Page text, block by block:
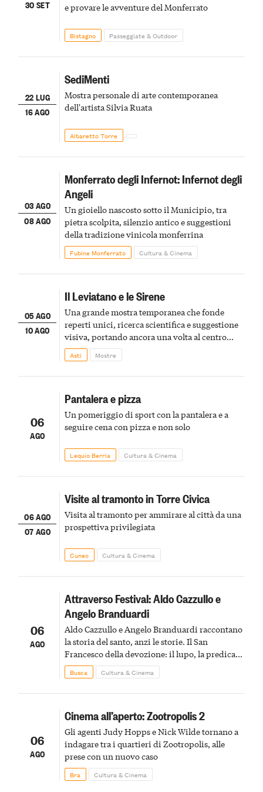
30 SET
e provare le avventure del Monferrato
Bistagno Passeggiate & Outdoor
22 LUG
16 AGO
SediMenti
Mostra personale di arte contemporanea
dell'artista Silvia Ruata
Albaretto Torre
03 AGO
08 AGO
Monferrato degli Infernot: Infernot degli
Angeli
Un gioiello nascosto sotto il Municipio, tra
pietra scolpita, silenzio antico e suggestioni
della tradizione vinicola monferrina
Fubine Monferrato Cultura & Cinema
05 AGO
10 AGO
Il Leviatano e le Sirene
Una grande mostra temporanea che fonde
reperti unici, ricerca scientifica e suggestione
visiva, portando ancora una volta al centro
della scena le meraviglie del passato astigiano
Asti Mostre
06
AGO
Pantalera e pizza
Un pomeriggio di sport con la pantalera e a
seguire cena con pizza e non solo
Lequio Berria Cultura & Cinema
06 AGO
07 AGO
Visite al tramonto in Torre Civica
Visita al tramonto per ammirare al città da una
prospettiva privilegiata
Cuneo Cultura & Cinema
06
AGO
Attraverso Festival: Aldo Cazzullo e
Angelo Branduardi
Aldo Cazzullo e Angelo Branduardi raccontano
la storia del santo, anzi le storie. Il San
Francesco della devozione: il lupo, la predica
agli uccelli, le stimmate
Busca Cultura & Cinema
06
AGO
Cinema all’aperto: Zootropolis 2
Gli agenti Judy Hopps e Nick Wilde tornano a
indagare tra i quartieri di Zootropolis, alle
prese con un nuovo caso
Bra Cultura & Cinema